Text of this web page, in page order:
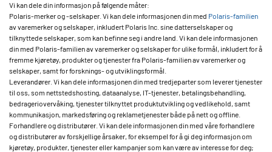
Vi kan dele din informasjon på følgende måter:
Polaris-merker og -selskaper. Vi kan dele informasjonen din med Polaris-familien
av varemerker og selskaper, inkludert Polaris Inc. sine datterselskaper og
tilknyttede selskaper, som kan befinne seg i andre land. Vi kan dele informasjonen
din med Polaris-familien av varemerker og selskaper for ulike formål, inkludert for å
fremme kjøretøy, produkter og tjenester fra Polaris-familien av varemerker og
selskaper, samt for forsknings- og utviklingsformål.
Leverandører. Vi kan dele informasjonen din med tredjeparter som leverer tjenester
til oss, som nettstedshosting, dataanalyse, IT-tjenester, betalingsbehandling,
bedrageriovervåking, tjenester tilknyttet produktutvikling og vedlikehold, samt
kommunikasjon, markedsføring og reklametjenester både på nett og offline.
Forhandlere og distributører. Vi kan dele informasjonen din med våre forhandlere
og distributører av forskjellige årsaker, for eksempel for å gi deg informasjon om
kjøretøy, produkter, tjenester eller kampanjer som kan være av interesse for deg;